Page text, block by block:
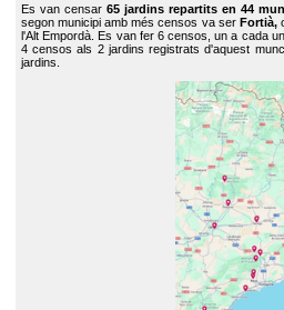
Es van censar65 jardins repartits en 44
segon municipi amb més censos va ser Fortià,
l'Alt Empordà. Es van fer 6 censos, un a cada
4 censos als 2 jardins registrats d'aquest
jardins.